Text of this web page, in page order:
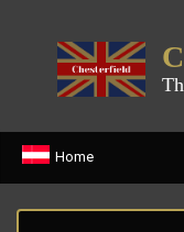
Home